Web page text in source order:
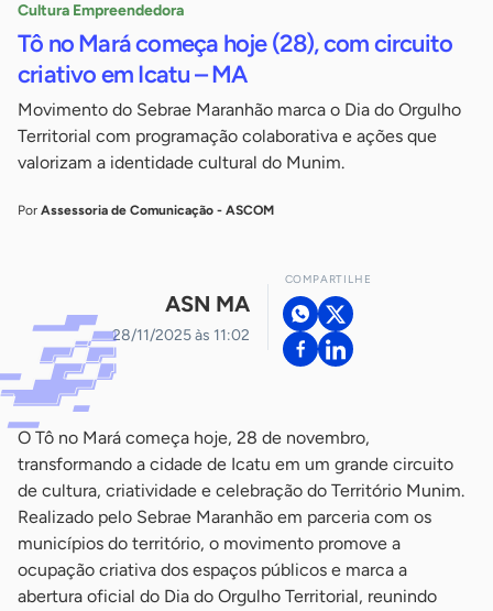
Cultura Empreendedora
Tô no Mará começa hoje (28), com circuito
criativo em Icatu – MA
Movimento do Sebrae Maranhão marca o Dia do Orgulho
Territorial com programação colaborativa e ações que
valorizam a identidade cultural do Munim.
Por Assessoria de Comunicação - ASCOM
ASN MA
28/11/2025 às 11:02
COMPARTILHE
O Tô no Mará começa hoje, 28 de novembro,
transformando a cidade de Icatu em um grande circuito
de cultura, criatividade e celebração do Território Munim.
Realizado pelo Sebrae Maranhão em parceria com os
municípios do território, o movimento promove a
ocupação criativa dos espaços públicos e marca a
abertura oficial do Dia do Orgulho Territorial, reunindo